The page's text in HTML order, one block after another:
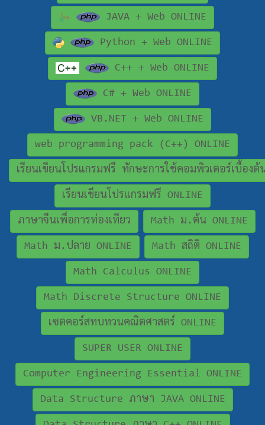
JAVA + Web ONLINE
Python + Web ONLINE
C++ + Web ONLINE
C# + Web ONLINE
VB.NET + Web ONLINE
web programming pack (C++) ONLINE
เรียนเขียนโปรแกรมฟรี ทักษะการใช้คอมพิวเตอร์เบื้องต้
เรียนเขียนโปรแกรมฟรี ONLINE
ภาษาจีนเพื่อการท่องเทียว Math ม.ต้น ONLINE
Math ม.ปลาย ONLINE Math สถิติ ONLINE
Math Calculus ONLINE
Math Discrete Structure ONLINE
เซตคอร์สทบทวนคณิตศาสตร์ ONLINE
SUPER USER ONLINE
Computer Engineering Essential ONLINE
Data Structure ภาษา JAVA ONLINE